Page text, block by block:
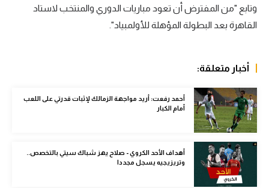
الدوري الإسباني
دوري أبطال أوروبا
أمم إفريقيا
كرة السلة الأمريكية
كرة سلة
كرة يد
وتابع "من المفترض أن تعود مباريات الدوري والمنتخب لاستاد
القاهرة بعد البطولة المؤهلة للأولمبياد".
أخبار متعلقة:
أحمد رفعت: أريد مواجهة الزمالك لإثبات قدرتي على اللعب
أمام الكبار
أهداف الأحد الكروي - صلاح يهز شباك سيتي بالتخصص..
وتريزيجيه يسجل مجددا